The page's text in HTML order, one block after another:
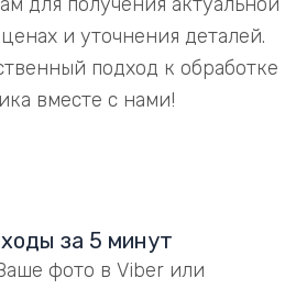
и уточнения деталей.
подход к обработке
вместе с нами!
за 5 минут
фото в Viber или